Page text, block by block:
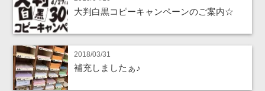
大判白黒コピーキャンペーンのご案内☆
2018/03/31
補充しましたぁ♪